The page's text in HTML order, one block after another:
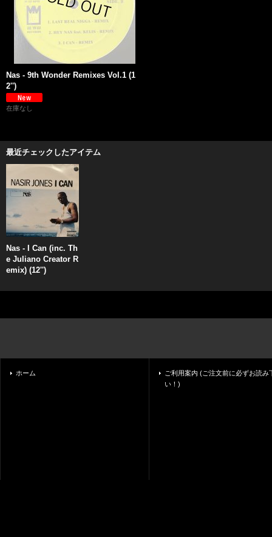
Nas - 9th Wonder Remixes Vol.1 (1
2'')
在庫なし
最近チェックしたアイテム
Nas - I Can (inc. Th
e Juliano Creator R
emix) (12'')
ホーム
ご利用案内 (ご注文前に必ずお読み
い！)